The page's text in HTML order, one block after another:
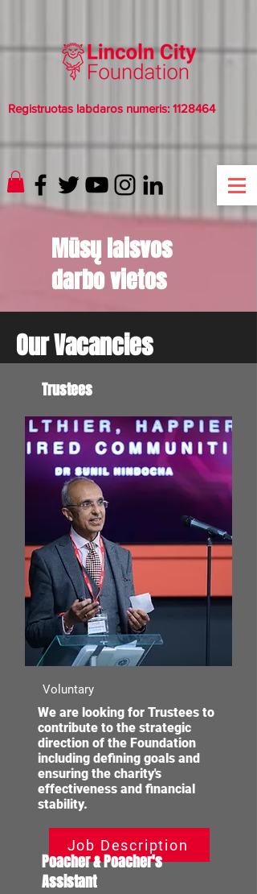
Registruotas labdaros numeris: 1128464
Mūsų laisvos
darbo vietos
Our Vacancies
Trustees
Voluntary
We are looking for Trustees to
contribute to the strategic
direction of the Foundation
including defining goals and
ensuring the charity's
effectiveness and financial
stability.
Job Description
Poacher & Poacher's
Assistant